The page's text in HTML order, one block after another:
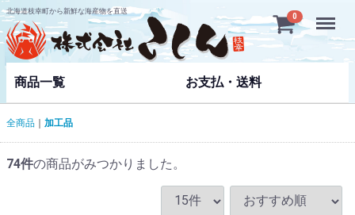
北海道枝幸町から新鮮な海産物を直送
0
商品一覧 お支払・送料
Menu
全商品 加工品
74件の商品がみつかりました。